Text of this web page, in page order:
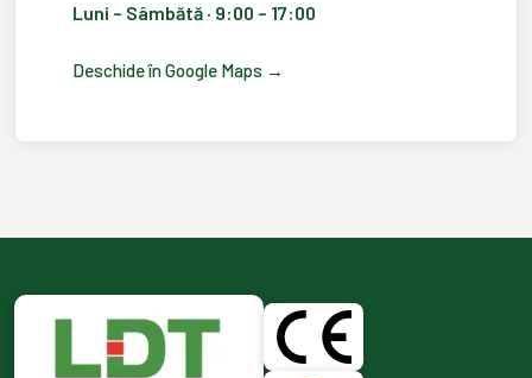
Luni – Sâmbătă · 9:00 – 17:00
Deschide în Google Maps →